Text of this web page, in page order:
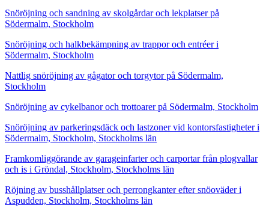
Snöröjning och sandning av skolgårdar och lekplatser på
Södermalm, Stockholm
Snöröjning och halkbekämpning av trappor och entréer i
Södermalm, Stockholm
Nattlig snöröjning av gågator och torgytor på Södermalm,
Stockholm
Snöröjning av cykelbanor och trottoarer på Södermalm, Stockholm
Snöröjning av parkeringsdäck och lastzoner vid kontorsfastigheter i
Södermalm, Stockholm, Stockholms län
Framkomliggörande av garageinfarter och carportar från plogvallar
och is i Gröndal, Stockholm, Stockholms län
Röjning av busshållplatser och perrongkanter efter snöoväder i
Aspudden, Stockholm, Stockholms län